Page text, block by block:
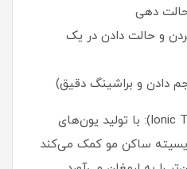
حالت دهی
و حالت دادن در یک
دادن و براشینگ دقیق)
فناوری یونیک (Ionic Technology): با تولید یون‌های
ساکن مو کمک می‌کند